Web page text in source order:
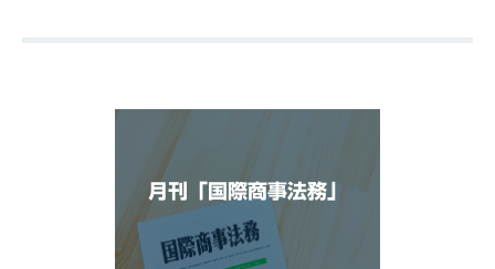
月刊「国際商事法務」